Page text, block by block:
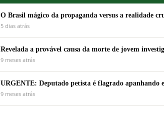
O Brasil mágico da propaganda versus a realidade
5 dias atrás
Revelada a provável causa da morte de jovem
9 meses atrás
URGENTE: Deputado petista é flagrado apanhando
9 meses atrás